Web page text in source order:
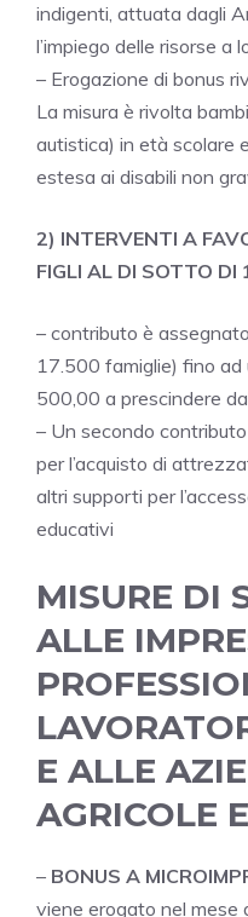
indigenti, attuata dagli
l’impiego delle risorse a
– Erogazione di bonus
La misura è rivolta
autistica) in età scolare
estesa ai disabili non
2) INTERVENTI A
FIGLI AL DI SOTTO DI
– contributo è
17.500 famiglie) fino
500,00 a prescindere
– Un secondo
per l’acquisto di
altri supporti per
educativi
MISURE DI
ALLE
E ALLE
AGRICOLE
– BONUS A
viene erogato nel mese